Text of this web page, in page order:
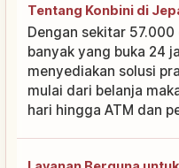
Tentang Konbini di
Dengan sekitar
banyak yang buka 24
menyediakan solusi
mulai dari belanja
hari hingga ATM dan